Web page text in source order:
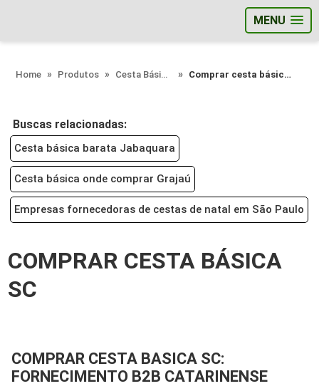
MENU
Home Produtos Cesta Básica - Categoria Comprar cesta básica sc
Buscas relacionadas:
Cesta básica barata Jabaquara
Cesta básica onde comprar Grajaú
Empresas fornecedoras de cestas de natal em São Paulo
COMPRAR CESTA BÁSICA
SC
COMPRAR CESTA BASICA SC:
FORNECIMENTO B2B CATARINENSE